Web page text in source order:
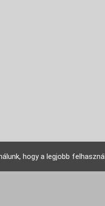
hogy a legjobb